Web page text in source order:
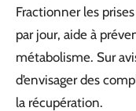
Fractionner les
par jour, aide à
métabolisme. Sur
d’envisager des
la récupération.